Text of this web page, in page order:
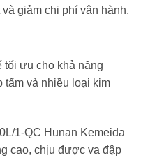
giảm chi phí vận hành.
tối ưu cho khả năng
tấm và nhiều loại kim
1-QC Hunan Kemeida
cao, chịu được va đập